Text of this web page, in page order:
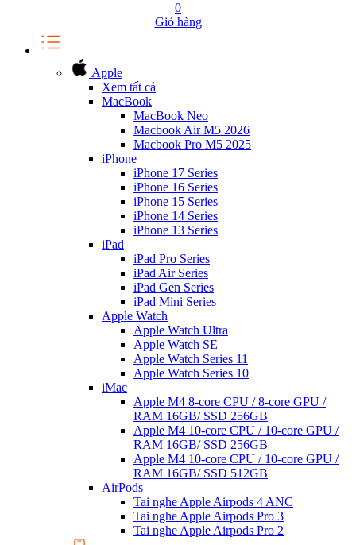
0
Giỏ hàng
Apple
Xem tất cả
MacBook
MacBook Neo
Macbook Air M5 2026
Macbook Pro M5 2025
iPhone
iPhone 17 Series
iPhone 16 Series
iPhone 15 Series
iPhone 14 Series
iPhone 13 Series
iPad
iPad Pro Series
iPad Air Series
iPad Gen Series
iPad Mini Series
Apple Watch
Apple Watch Ultra
Apple Watch SE
Apple Watch Series 11
Apple Watch Series 10
iMac
Apple M4 8-core CPU / 8-core GPU /
RAM 16GB/ SSD 256GB
Apple M4 10-core CPU / 10-core GPU /
RAM 16GB/ SSD 256GB
Apple M4 10-core CPU / 10-core GPU /
RAM 16GB/ SSD 512GB
AirPods
Tai nghe Apple Airpods 4 ANC
Tai nghe Apple Airpods Pro 3
Tai nghe Apple Airpods Pro 2